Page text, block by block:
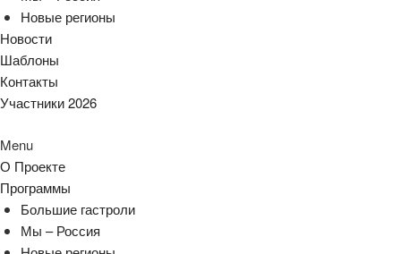
Новые регионы
Новости
Шаблоны
Контакты
Участники 2026
Menu
О Проекте
Программы
Большие гастроли
Мы – Россия